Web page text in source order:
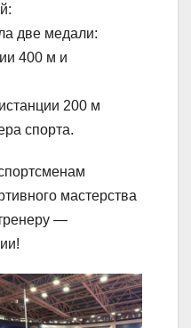
две медали:
400 м и
200 м
спорта.
мастерства
—